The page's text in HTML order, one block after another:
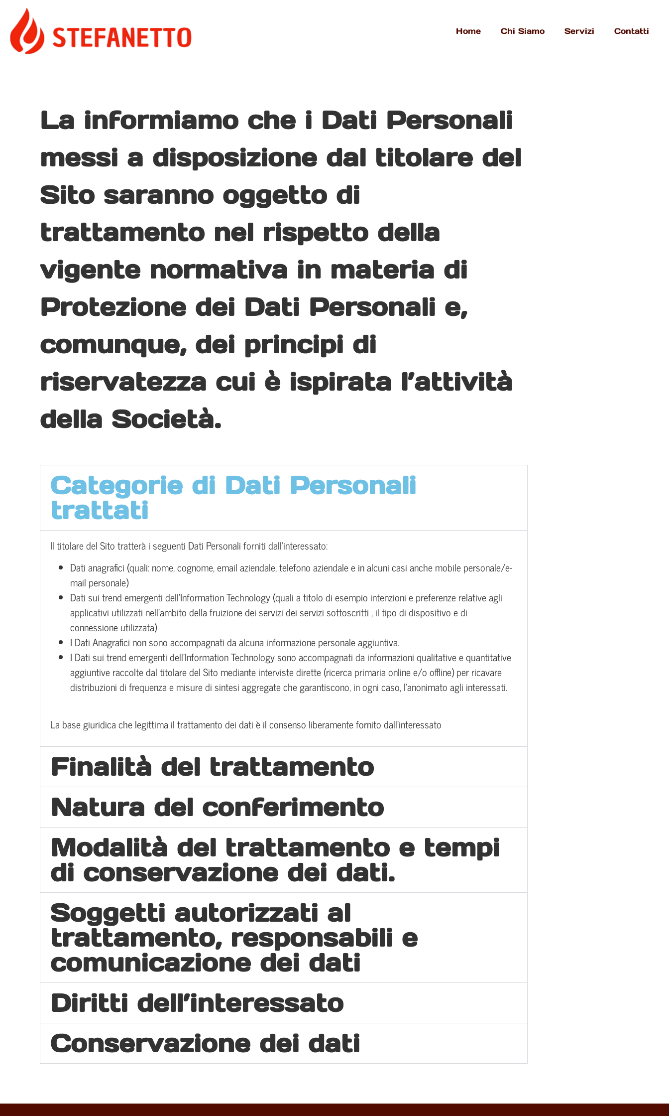
Home Chi Siamo Servizi Contatti
La informiamo che i Dati Personali
messi a disposizione dal titolare del
Sito saranno oggetto di
trattamento nel rispetto della
vigente normativa in materia di
Protezione dei Dati Personali e,
comunque, dei principi di
riservatezza cui è ispirata l’attività
della Società.
Categorie di Dati Personali
trattati
Il titolare del Sito tratterà i seguenti Dati Personali forniti dall’interessato:
Dati anagrafici (quali: nome, cognome, email aziendale, telefono aziendale e in alcuni casi anche mobile personale/e-
mail personale)
Dati sui trend emergenti dell’Information Technology (quali a titolo di esempio intenzioni e preferenze relative agli
applicativi utilizzati nell’ambito della fruizione dei servizi dei servizi sottoscritti , il tipo di dispositivo e di
connessione utilizzata)
I Dati Anagrafici non sono accompagnati da alcuna informazione personale aggiuntiva.
I Dati sui trend emergenti dell’Information Technology sono accompagnati da informazioni qualitative e quantitative
aggiuntive raccolte dal titolare del Sito mediante interviste dirette (ricerca primaria online e/o offline) per ricavare
distribuzioni di frequenza e misure di sintesi aggregate che garantiscono, in ogni caso, l’anonimato agli interessati.
La base giuridica che legittima il trattamento dei dati è il consenso liberamente fornito dall’interessato
Finalità del trattamento
Natura del conferimento
Modalità del trattamento e tempi
di conservazione dei dati.
Soggetti autorizzati al
trattamento, responsabili e
comunicazione dei dati
Diritti dell’interessato
Conservazione dei dati